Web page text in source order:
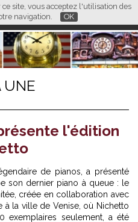
site, vous acceptez l'utilisation des
navigation.
OK
FR EN CN
UNE
l'édition
de pianos, a présenté
son dernier piano à queue : le
créée en collaboration avec
à la ville de Venise, où Nichetto
exemplaires seulement, a été